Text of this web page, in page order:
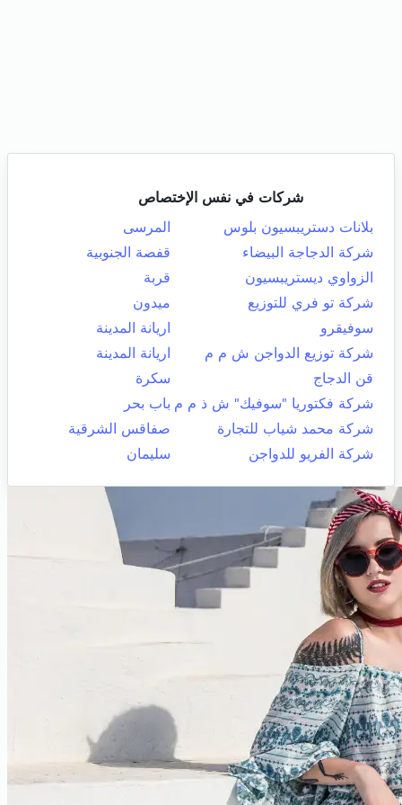
شركات في نفس الإختصاص
بلانات دستريبسيون بلوس
المرسى
شركة الدجاجة البيضاء
قفصة الجنوبية
الزواوي ديستريبسيون
قربة
شركة تو فري للتوزيع
ميدون
سوفيقرو
اريانة المدينة
شركة توزيع الدواجن ش م م
اريانة المدينة
قن الدجاج
سكرة
شركة فكتوريا "سوفيك" ش ذ م م باب بحر
شركة محمد شياب للتجارة
صفاقس الشرقية
شركة الفريو للدواجن
سليمان